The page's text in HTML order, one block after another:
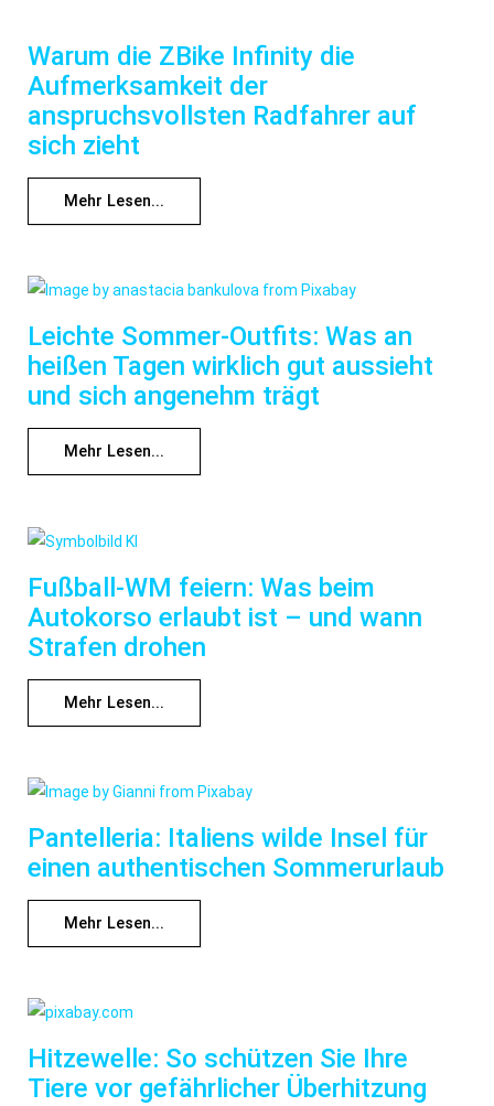
Warum die ZBike Infinity die
Aufmerksamkeit der
anspruchsvollsten Radfahrer auf
sich zieht
Mehr Lesen...
Leichte Sommer-Outfits: Was an
heißen Tagen wirklich gut aussieht
und sich angenehm trägt
Mehr Lesen...
Fußball-WM feiern: Was beim
Autokorso erlaubt ist – und wann
Strafen drohen
Mehr Lesen...
Pantelleria: Italiens wilde Insel für
einen authentischen Sommerurlaub
Mehr Lesen...
Hitzewelle: So schützen Sie Ihre
Tiere vor gefährlicher Überhitzung